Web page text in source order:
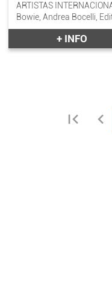
ARTISTAS
Bowie, Andrea Bocelli,
entre otros, imitando las
de su historia.+ INFO
first_page chevron_left